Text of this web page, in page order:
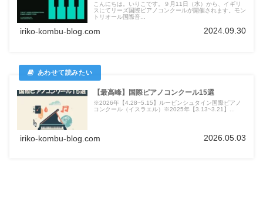
こんにちは。いりこです。９月11日（水）から、イギリ
スにてリーズ国際ピアノコンクールが開催されます。モン
トリオール国際音...
iriko-kombu-blog.com 2024.09.30
【最高峰】国際ピアノコンクール15選
※2026年【4.28~5.15】ルービンシュタイン国際ピアノ
コンクール（イスラエル）※2025年【3.13~3.21】...
iriko-kombu-blog.com 2026.05.03